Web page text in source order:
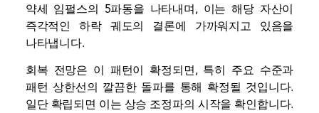
약세 임펄스의 5파동을 나타내며, 이는 해당 자산이
즉각적인 하락 궤도의 결론에 가까워지고 있음을
나타냅니다.
회복 전망은 이 패턴이 확정되면, 특히 주요 수준과
패턴 상한선의 깔끔한 돌파를 통해 확정될 것입니다.
일단 확립되면 이는 상승 조정파의 시작을 확인합니다.